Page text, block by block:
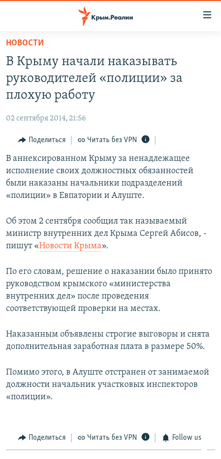
Вернуться
основному
содержанию
Вернутся
главной
навигации
Вернутся
поиску
СПЕЦПРОЕКТЫ
11 ЛЕТ ОККУПАЦИИ КРЫМА. 11 ИСТОРИЙ СОПРОТИВЛЕНИЯ
ВОДА
ЕЩЕ
ИНТЕРАКТИВ
ИНФОГРАФИКА
ТЕЛЕПРОЕКТ КРЫМ.РЕАЛИИ
СОВЕТЫ ПРАВОЗАЩИТНИКОВ
ПОБЕДИТЕЛЕЙ НЕ СУДЯТ?
КРЫМ.НЕПОКОРЕННЫЙ
УКРАИНСКАЯ ПРОБЛЕМА КРЫМА
РАДІО СВОБОДА
КАК ОБОЙТИ БЛОКИРОВКУ
Українською
Все сайты RFE/RL
НОВОСТИ
В Крыму начали наказывать
руководителей «полиции» за
плохую работу
02 сентября 2014, 21:56
Поделиться Читать без VPN
В аннексированном Крыму за ненадлежащее
исполнение своих должностных обязанностей
были наказаны начальники подразделений
«полиции» в Евпатории и Алуште.
Об этом 2 сентября сообщил так называемый
министр внутренних дел Крыма Сергей Абисов, -
пишут «Новости Крыма».
По его словам, решение о наказании было принято
руководством крымского «министерства
внутренних дел» после проведения
соответствующей проверки на местах.
Наказанным объявлены строгие выговоры и снята
дополнительная заработная плата в размере 50%.
Помимо этого, в Алуште отстранен от занимаемой
должности начальник участковых инспекторов
«полиции».
Поделиться Читать без VPN Follow us